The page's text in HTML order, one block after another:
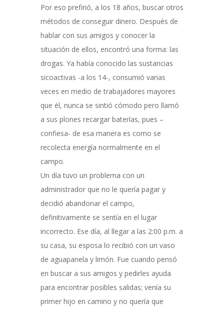
Por eso prefirió, a los 18 años, buscar otros
métodos de conseguir dinero. Después de
hablar con sus amigos y conocer la
situación de ellos, encontró una forma: las
drogas. Ya había conocido las sustancias
sicoactivas -a los 14-, consumió varias
veces en medio de trabajadores mayores
que él, nunca se sintió cómodo pero llamó
a sus plones recargar baterías, pues –
confiesa- de esa manera es como se
recolecta energía normalmente en el
campo.
Un día tuvo un problema con un
administrador que no le quería pagar y
decidió abandonar el campo,
definitivamente se sentía en el lugar
incorrecto. Ese día, al llegar a las 2:00 p.m. a
su casa, su esposa lo recibió con un vaso
de aguapanela y limón. Fue cuando pensó
en buscar a sus amigos y pedirles ayuda
para encontrar posibles salidas; venía su
primer hijo en camino y no quería que